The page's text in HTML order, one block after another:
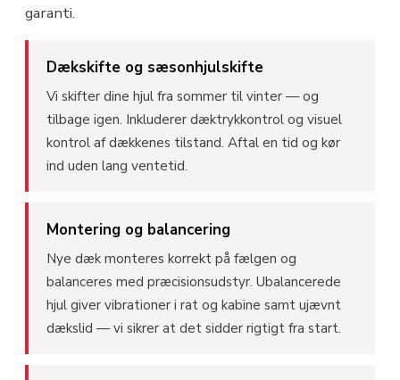
garanti.
Dækskifte og sæsonhjulskifte
Vi skifter dine hjul fra sommer til vinter — og
tilbage igen. Inkluderer dæktrykkontrol og visuel
kontrol af dækkenes tilstand. Aftal en tid og kør
ind uden lang ventetid.
Montering og balancering
Nye dæk monteres korrekt på fælgen og
balanceres med præcisionsudstyr. Ubalancerede
hjul giver vibrationer i rat og kabine samt ujævnt
dækslid — vi sikrer at det sidder rigtigt fra start.